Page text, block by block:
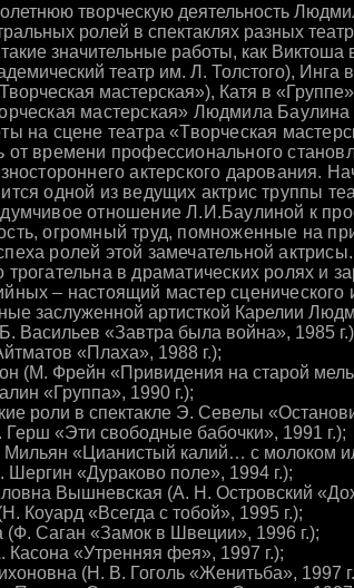
творческую деятельность
ролей в спектаклях разных
значительные работы, как Виктоша
театр им. Л. Толстого), Инга
мастерская»), Катя в
мастерская» Людмила Баулина
на сцене театра «Творческая
от времени профессионального
актерского дарования.
одной из ведущих актрис труппы
отношение Л.И.Баулиной к
огромный труд, помноженные на
ролей этой замечательной
трогательна в драматических ролях и
– настоящий мастер сценического
заслуженной артисткой Карелии
«Завтра была война», 1985
«Плаха», 1988 г.);
Фрейн «Привидения на старой
«Группа», 1990 г.);
роли в спектакле Э. Севелы
«Эти свободные бабочки», 1991 г.);
«Цианистый калий… с молоком
«Дураково поле», 1994 г.);
Вышневская (А. Н. Островский
«Всегда с тобой», 1995 г.);
Саган «Замок в Швеции», 1996 г.);
«Утренняя фея», 1997 г.);
(Н. В. Гоголь «Женитьба», 1997